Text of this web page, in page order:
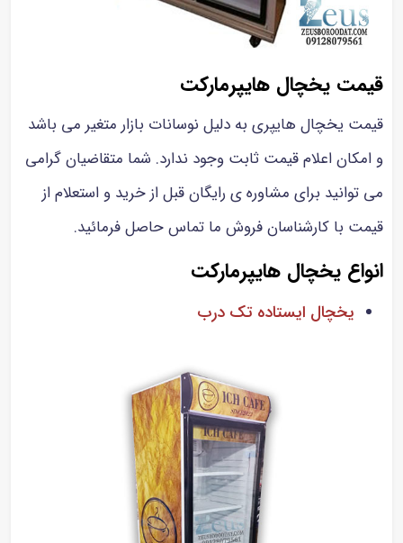
قیمت یخچال هایپرمارکت
قیمت یخچال هایپری به دلیل نوسانات بازار متغیر می باشد
و امکان اعلام قیمت ثابت وجود ندارد. شما متقاضیان گرامی
می توانید برای مشاوره ی رایگان قبل از خرید و استعلام از
قیمت با کارشناسان فروش ما تماس حاصل فرمائید.
انواع یخچال هایپرمارکت
یخچال ایستاده تک درب